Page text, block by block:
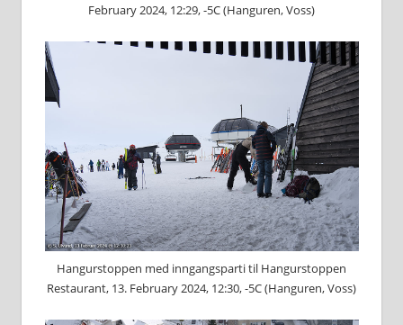
February 2024, 12:29, -5C (Hanguren, Voss)
Hangurstoppen med inngangsparti til Hangurstoppen
Restaurant, 13. February 2024, 12:30, -5C (Hanguren, Voss)